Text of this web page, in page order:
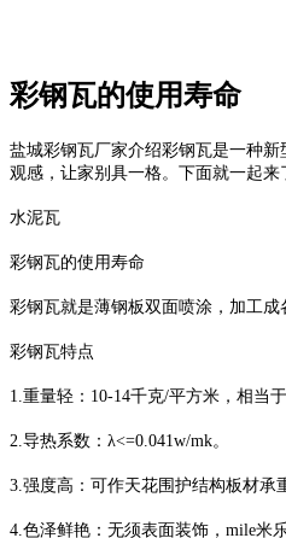
彩钢瓦的使用寿命
盐城彩钢瓦厂家介绍彩钢瓦是一种
观感，让家别具一格。下面就一起来
水泥瓦
彩钢瓦的使用寿命
彩钢瓦就是薄钢板双面喷涂，加工成
彩钢瓦特点
1.重量轻：10-14千克/平方米，相当于
2.导热系数：λ<=0.041w/mk。
3.强度高：可作天花围护结构板材承
4.色泽鲜艳：无须表面装饰，mile米